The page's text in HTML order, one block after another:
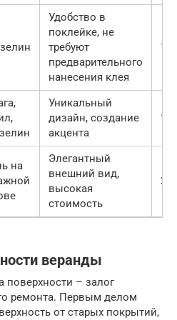
Удобство в
поклейке, не
требуют
предварительного
нанесения клея
Уникальный
дизайн, создание
акцента
на
Элегантный
внешний вид,
высокая
стоимость
веранды
поверхности – залог
ремонта. Первым делом
от старых покрытий,